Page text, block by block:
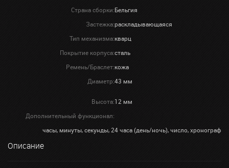
Страна сборки:Бельгия
Застежка:раскладывающаяся
Тип механизма:кварц
Покрытие корпуса:сталь
Ремень/Браслет:кожа
Диаметр:43 мм
Высота:12 мм
Дополнительный функционал:
часы, минуты, секунды, 24 часа (день/ночь), число, хронограф
Описание